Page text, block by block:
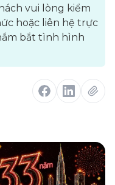
vui lòng kiểm
hoặc liên hệ trực
bắt tình hình